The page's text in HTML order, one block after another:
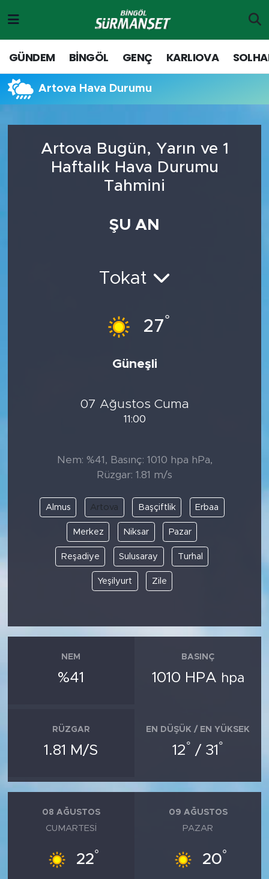
GÜNDEM BİNGÖL GENÇ KARLIOVA
Artova Hava Durumu
Artova Bugün, Yarın ve 1
Haftalık Hava Durumu
Tahmini
ŞU AN
Tokat
27°
Güneşli
07 Ağustos Cuma
11:00
Nem: %41, Basınç: 1010 hpa hPa,
Rüzgar: 1.81 m/s
Almus Artova Başçiftlik Erbaa
Merkez Niksar Pazar
Reşadiye Sulusaray Turhal
Yeşilyurt Zile
NEM
%41
BASINÇ
1010 HPA hpa
RÜZGAR
1.81 M/S
EN DÜŞÜK / EN YÜKSEK
12° / 31 °
08 AĞUSTOS
CUMARTESI
22°
09 AĞUSTOS
PAZAR
20°
Genç
Solhan
Adaklı-Kiğı
MD Prestij Dergisi
Bingöl Kaza Haberleri
Merkez Hava Durumu
Merkez Trafik Yoğunluk Haritası
Tüm Manşetler